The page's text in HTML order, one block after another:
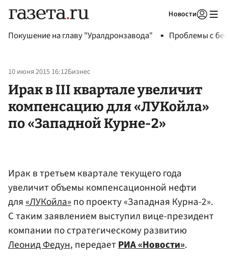
Новости
Покушение на главу "Уралдронзавода" Проблемы с
10 июня 2015 16:12Бизнес
Ирак в III квартале увеличит
компенсацию для «ЛУКойла»
по «Западной Курне-2»
Ирак в третьем квартале текущего года
увеличит объемы компенсационной нефти
для«ЛУКойла»по проекту «Западная Курна-2».
С таким заявлением выступил вице-президент
компании по стратегическому развитию
Леонид Федун, передаетРИА «Новости».